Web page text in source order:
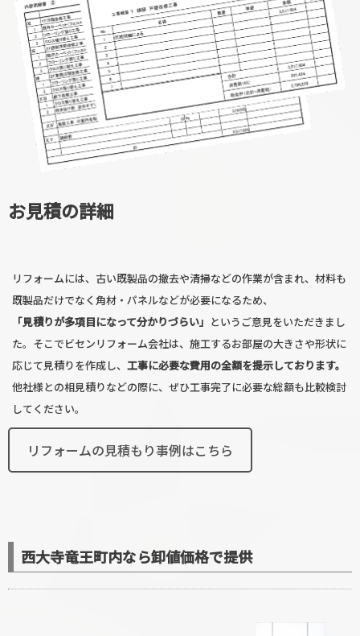
お見積の詳細
リフォームには、古い既製品の撤去や清掃などの作業が含まれ、材料も
既製品だけでなく角材・パネルなどが必要になるため、
「見積りが多項目になって分かりづらい」 というご意見をいただきまし
た。そこでビセンリフォーム会社は、施工するお部屋の大きさや形状に
応じて見積りを作成し、 工事に必要な費用の全額を提示しております。
他社様との相見積りなどの際に、ぜひ工事完了に必要な総額も比較検討
してください。
リフォームの見積もり事例はこちら
西大寺竜王町内なら卸値価格で提供